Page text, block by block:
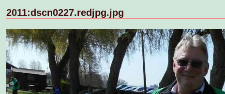
2011:dscn0227.redjpg.jpg